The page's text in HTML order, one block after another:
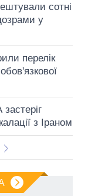
сотні
у
перелік
з Іраном